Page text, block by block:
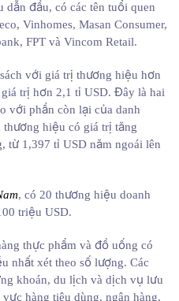
đầu, có các tên tuổi quen
Vinhomes, Masan Consumer,
FPT và Vincom Retail.
với giá trị thương hiệu hơn
trị hơn 2,1 tỉ USD. Đây là hai
với phần còn lại của danh
thương hiệu có giá trị tăng
từ 1,397 tỉ USD năm ngoái lên
, có 20 thương hiệu doanh
triệu USD.
thực phẩm và đồ uống có
nhất xét theo số lượng. Các
khoán, du lịch và dịch vụ lưu
hàng tiêu dùng, ngân hàng,